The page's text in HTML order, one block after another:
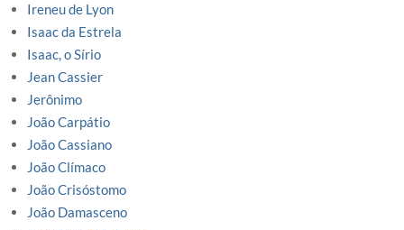
Ireneu de Lyon
Isaac da Estrela
Isaac, o Sírio
Jean Cassier
Jerônimo
João Carpátio
João Cassiano
João Clímaco
João Crisóstomo
João Damasceno